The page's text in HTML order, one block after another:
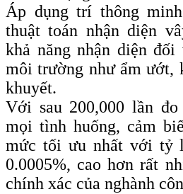
Áp dụng trí thông
thuật toán nhận diện
khả năng nhận diện
môi trường như ẩm ướt,
khuyết.
Với sau 200,000 lần
mọi tình huống, cảm
mức tối ưu nhất với tỷ
0.0005%, cao hơn rất
chính xác của nghành